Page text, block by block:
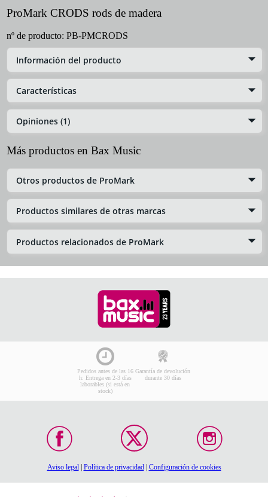
ProMark CRODS rods de madera
nº de producto: PB-PMCRODS
Información del producto
Características
Opiniones (1)
Más productos en Bax Music
Otros productos de ProMark
Productos similares de otras marcas
Productos relacionados de ProMark
Pedidos antes de las 16
h: Entrega en 2-3 días
laborables (si está en
stock)
Garantía de devolución
durante 30 días
Aviso legal| Política de privacidad| Configuración de cookies